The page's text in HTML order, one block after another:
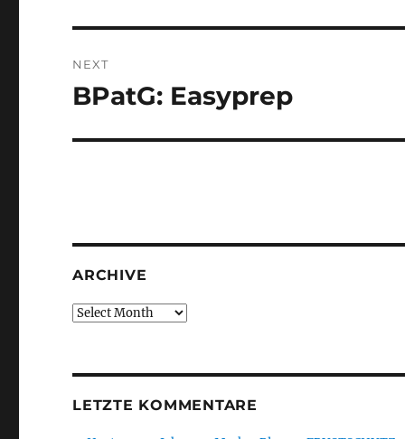
NEXT
Next
BPatG: Easyprep
ARCHIVE
Archive
LETZTE KOMMENTARE